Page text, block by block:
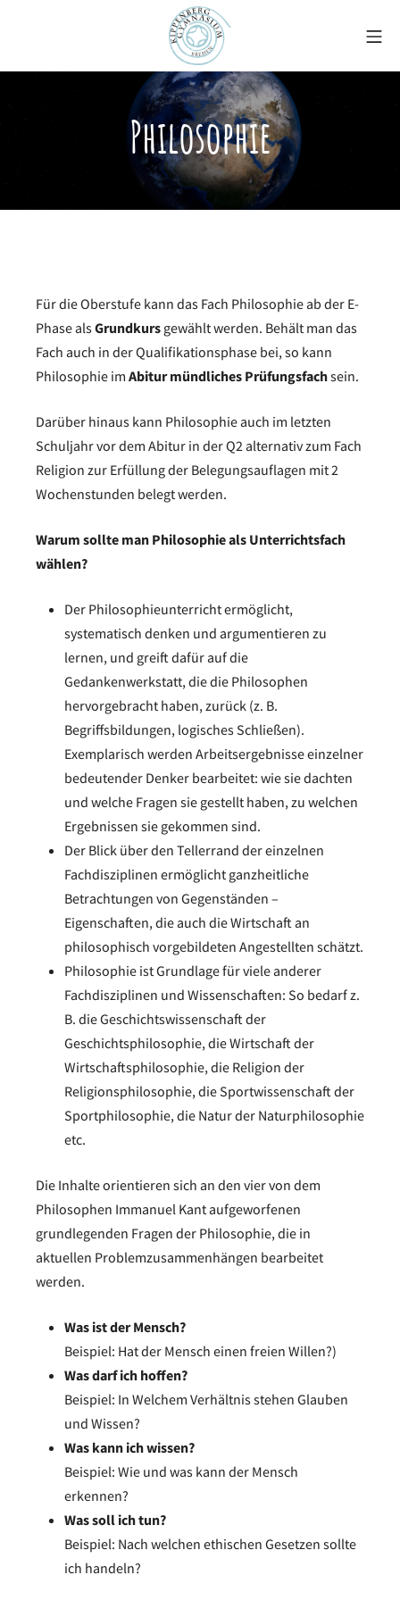
Kippenberg-
Philosophie
Für die Oberstufe kann das Fach Philosophie ab der E-
Phase als Grundkurs gewählt werden. Behält man das
Fach auch in der Qualifikationsphase bei, so kann
Philosophie im Abitur mündliches Prüfungsfachsein.
Darüber hinaus kann Philosophie auch im letzten
Schuljahr vor dem Abitur in der Q2 alternativ zum Fach
Religion zur Erfüllung der Belegungsauflagen mit 2
Wochenstunden belegt werden.
Warum sollte man Philosophie als Unterrichtsfach
wählen?
Der Philosophieunterricht ermöglicht,
systematisch denken und argumentieren zu
lernen, und greift dafür auf die
Gedankenwerkstatt, die die Philosophen
hervorgebracht haben, zurück (z. B.
Begriffsbildungen, logisches Schließen).
Exemplarisch werden Arbeitsergebnisse einzelner
bedeutender Denker bearbeitet: wie sie dachten
und welche Fragen sie gestellt haben, zu welchen
Ergebnissen sie gekommen sind.
Der Blick über den Tellerrand der einzelnen
Fachdisziplinen ermöglicht ganzheitliche
Betrachtungen von Gegenständen –
Eigenschaften, die auch die Wirtschaft an
philosophisch vorgebildeten Angestellten schätzt.
Philosophie ist Grundlage für viele anderer
Fachdisziplinen und Wissenschaften: So bedarf z.
B. die Geschichtswissenschaft der
Geschichtsphilosophie, die Wirtschaft der
Wirtschaftsphilosophie, die Religion der
Religionsphilosophie, die Sportwissenschaft der
Sportphilosophie, die Natur der Naturphilosophie
etc.
Die Inhalte orientieren sich an den vier von dem
Philosophen Immanuel Kant aufgeworfenen
grundlegenden Fragen der Philosophie, die in
aktuellen Problemzusammenhängen bearbeitet
werden.
Was ist der Mensch?
Beispiel: Hat der Mensch einen freien Willen?)
Was darf ich hoffen?
Beispiel: In Welchem Verhältnis stehen Glauben
und Wissen?
Was kann ich wissen?
Beispiel: Wie und was kann der Mensch
erkennen?
Was soll ich tun?
Beispiel: Nach welchen ethischen Gesetzen sollte
ich handeln?